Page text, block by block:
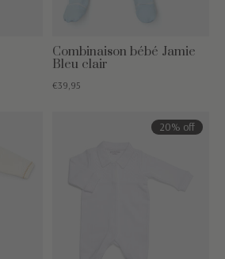
Combinaison bébé Jamie
Bleu clair
€39,95
20% off